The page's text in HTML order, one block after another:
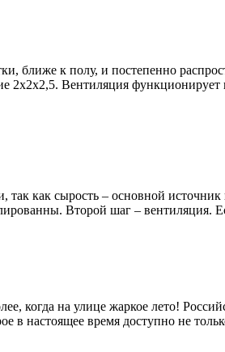
ближе к полу, и постепенно
2х2х2,5. Вентиляция функционирует
так как сырость – основной
Второй шаг – вентиляция.
когда на улице жаркое лето!
в настоящее время доступно не